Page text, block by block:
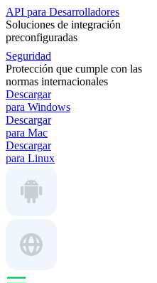
API para Desarrolladores
Soluciones de integración
preconfiguradas
Seguridad
Protección que cumple con las
normas internacionales
Descargar
para Windows
Descargar
para Mac
Descargar
para Linux